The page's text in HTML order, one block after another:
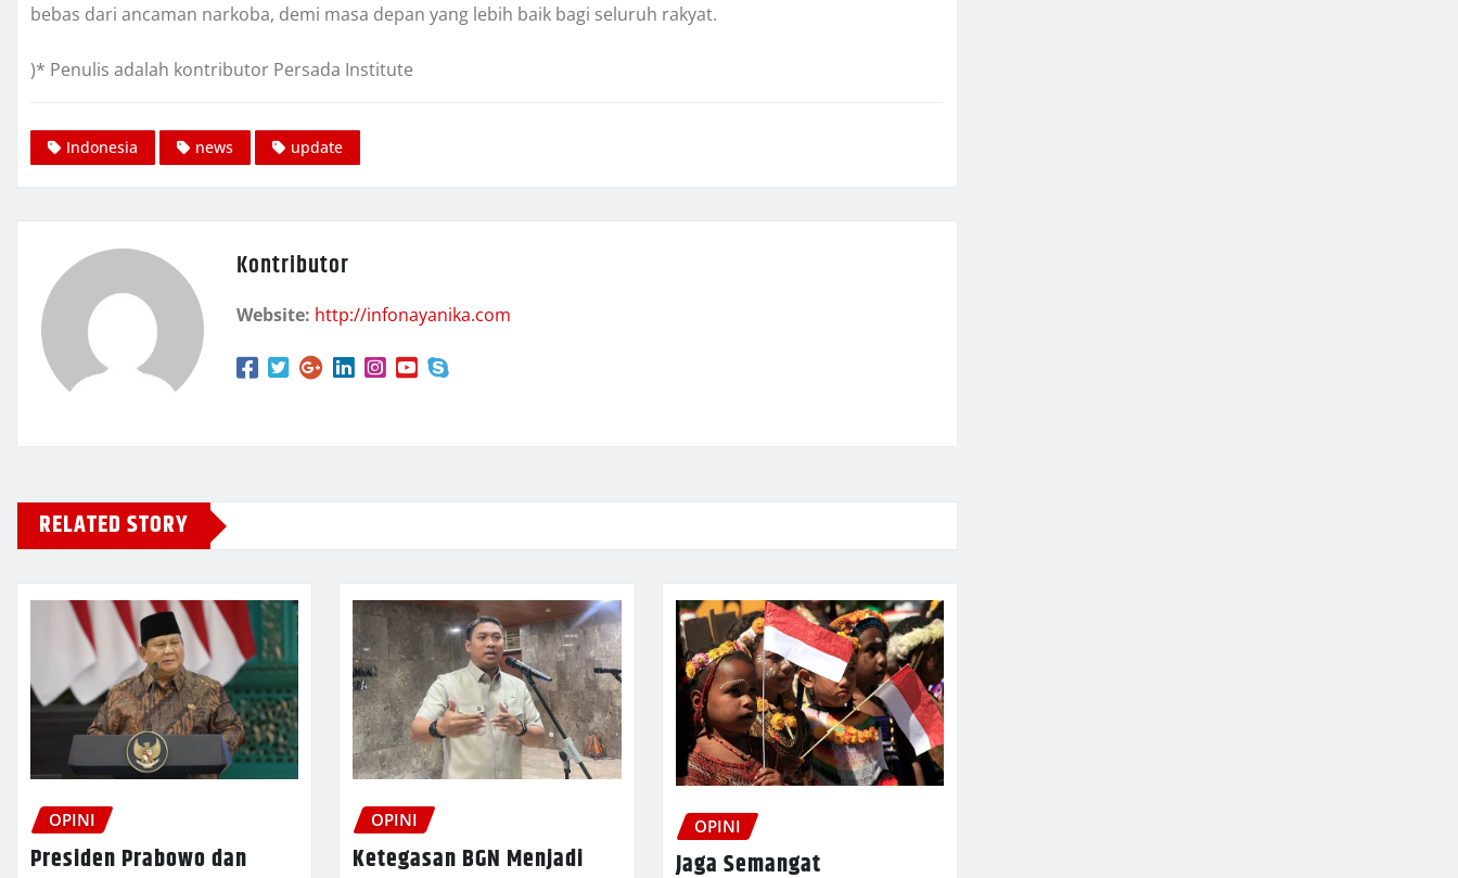
bebas dari ancaman narkoba, demi masa depan yang lebih baik bagi seluruh rakyat.
)* Penulis adalah kontributor Persada Institute
Indonesia news update
Kontributor
Website: http://infonayanika.com
RELATED STORY
OPINI
Presiden Prabowo dan
OPINI
Ketegasan BGN Menjadi
OPINI
Jaga Semangat